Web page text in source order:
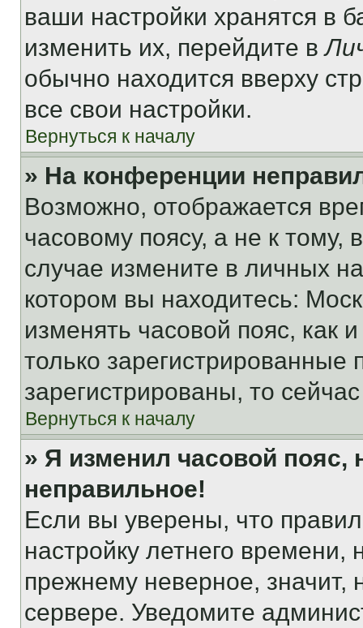
ваши настройки хранятся в
изменить их, перейдите в
обычно находится вверху
все свои настройки.
Вернуться к началу
» На конференции
Возможно, отображается
часовому поясу, а не к тому,
случае измените в личных
котором вы находитесь:
изменять часовой пояс, как
только
зарегистрированы, то
Вернуться к началу
» Я изменил часовой пояс,
неправильное!
Если вы уверены, что
настройку летнего
прежнему неверное, значит,
сервере. Уведомите